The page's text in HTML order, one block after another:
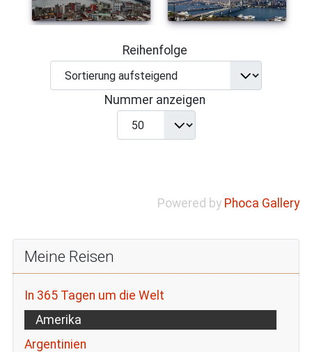
Reihenfolge
Nummer anzeigen
Powered by Phoca Gallery
Meine Reisen
In 365 Tagen um die Welt
Amerika
Argentinien